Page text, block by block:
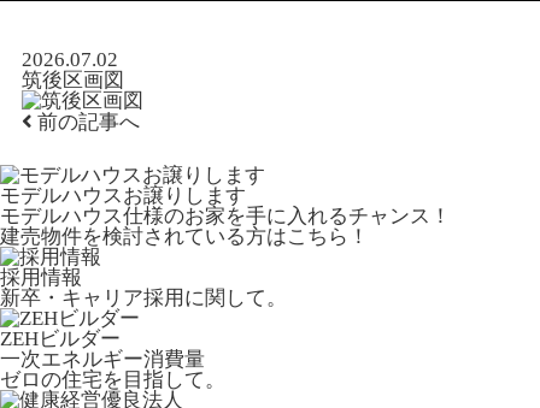
2026.07.02
筑後区画図
前の記事へ
モデルハウスお譲りします
モデルハウス仕様のお家を手に入れるチャンス！
建売物件を検討されている方はこちら！
採用情報
新卒・キャリア採用に関して。
ZEHビルダー
一次エネルギー消費量
ゼロの住宅を目指して。